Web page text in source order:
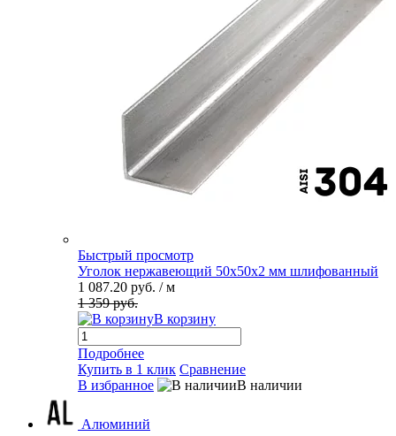
Быстрый просмотр
Уголок нержавеющий 50х50х2 мм шлифованный
1 087.20 руб. / м
1 359 руб.
В корзину
Подробнее
Купить в 1 клик Сравнение
В избранное
В наличии
Алюминий